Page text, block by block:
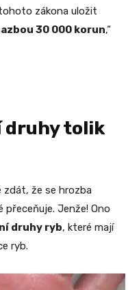
zákona uložit
30 000 korun,“
druhy tolik
zdát, že se hrozba
Jenže! Ono
druhy ryb, které mají
ryb.